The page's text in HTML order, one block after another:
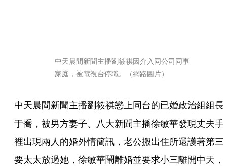
中天晨間新聞主播劉筱祺因介入同公司同事
家庭，被電視台停職。（網路圖片）
中天晨間新聞主播劉筱祺戀上同台的已婚政治組組長
于喬，被男方妻子、八大新聞主播徐敏華發現丈夫手
裡出現兩人的婚外情簡訊，老公搬出住所還護著第三
要太太放過她，徐敏華鬧離婚並要求小三離開中天，